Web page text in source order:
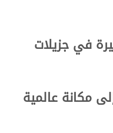
في جزيلات
مكانة عالمية